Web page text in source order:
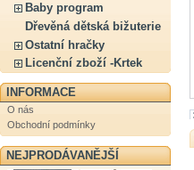
Baby program
Dřevěná dětská bižuterie
Ostatní hračky
Licenční zboží -Krtek
INFORMACE
O nás
Obchodní podmínky
NEJPRODÁVANĚJŠÍ